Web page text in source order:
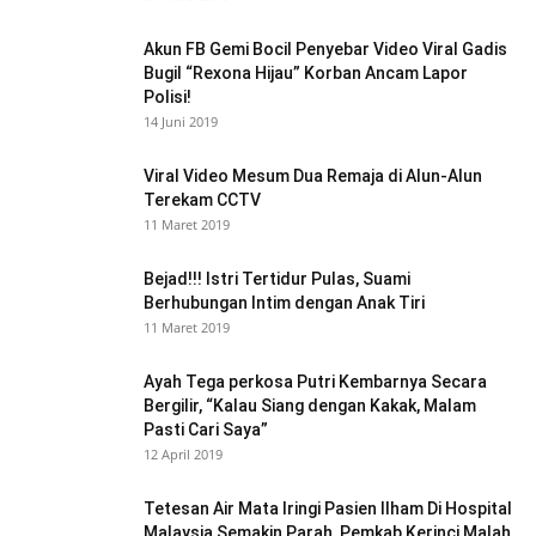
Akun FB Gemi Bocil Penyebar Video Viral Gadis
Bugil “Rexona Hijau” Korban Ancam Lapor
Polisi!
14 Juni 2019
Viral Video Mesum Dua Remaja di Alun-Alun
Terekam CCTV
11 Maret 2019
Bejad!!! Istri Tertidur Pulas, Suami
Berhubungan Intim dengan Anak Tiri
11 Maret 2019
Ayah Tega perkosa Putri Kembarnya Secara
Bergilir, “Kalau Siang dengan Kakak, Malam
Pasti Cari Saya”
12 April 2019
Tetesan Air Mata Iringi Pasien Ilham Di Hospital